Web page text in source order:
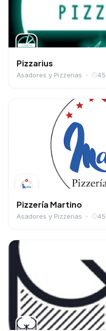
Pizzarius
Asadores y Pizzerias
Pizzería Martino
Asadores y Pizzerias